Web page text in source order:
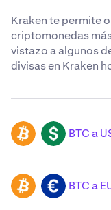
Kraken te permite
criptomonedas
vistazo a algunos
divisas en Kraken
BTC USD BTC a
BTC EUR BTC a